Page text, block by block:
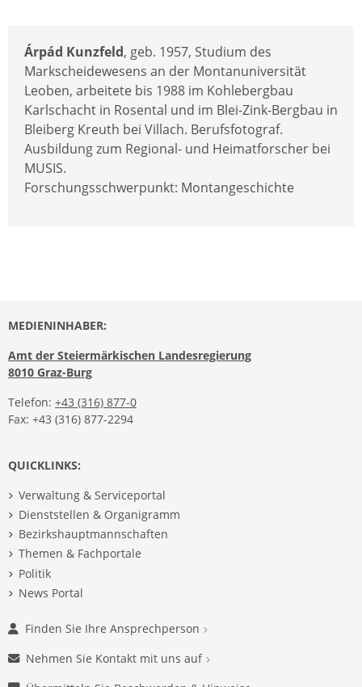
Árpád Kunzfeld, geb. 1957, Studium des
Markscheidewesens an der Montanuniversität
Leoben, arbeitete bis 1988 im Kohlebergbau
Karlschacht in Rosental und im Blei-Zink-Bergbau in
Bleiberg Kreuth bei Villach. Berufsfotograf.
Ausbildung zum Regional- und Heimatforscher bei
MUSIS.
Forschungsschwerpunkt: Montangeschichte
MEDIENINHABER:
Amt der Steiermärkischen Landesregierung
8010 Graz-Burg
Telefon: +43 (316) 877-0
Fax: +43 (316) 877-2294
QUICKLINKS:
Verwaltung & Serviceportal
Dienststellen & Organigramm
Bezirkshauptmannschaften
Themen & Fachportale
Politik
News Portal
Finden Sie Ihre Ansprechperson
Nehmen Sie Kontakt mit uns auf